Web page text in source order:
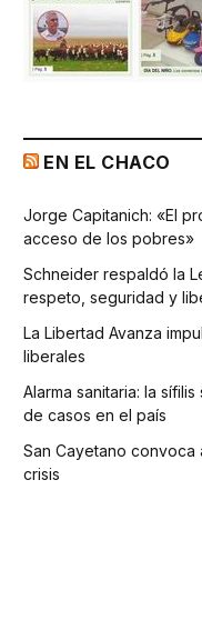
EN EL CHACO
Jorge Capitanich: «El
acceso de los pobres»
Schneider respaldó la
respeto, seguridad y
La Libertad Avanza
liberales
Alarma sanitaria: la
de casos en el país
San Cayetano
crisis